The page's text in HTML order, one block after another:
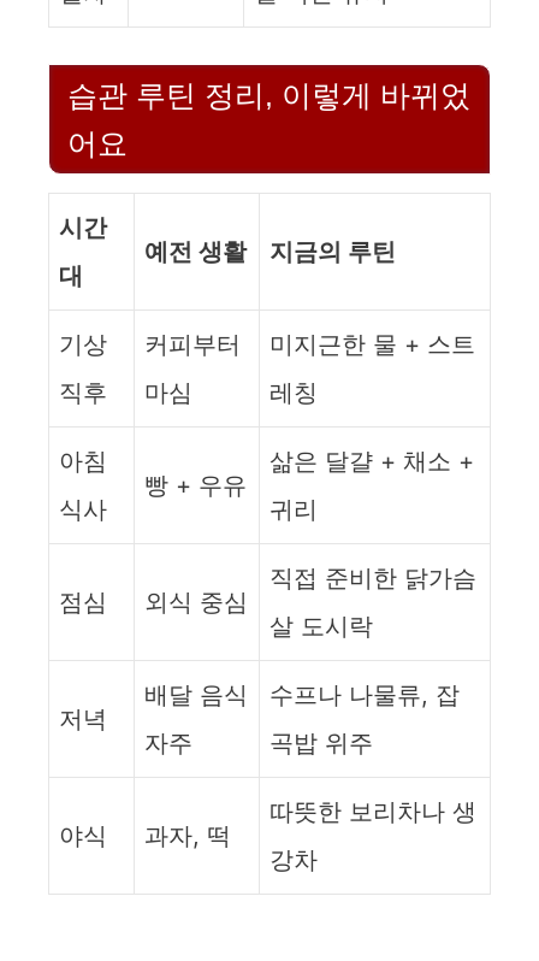
습관 루틴 정리, 이렇게 바뀌었
어요
시간
대
예전 생활 지금의 루틴
기상
직후
커피부터
마심
미지근한 물 + 스트
레칭
아침
식사
빵 + 우유
삶은 달걀 + 채소 +
귀리
점심 외식 중심
직접 준비한 닭가슴
살 도시락
저녁
배달 음식
자주
수프나 나물류, 잡
곡밥 위주
야식 과자, 떡
따뜻한 보리차나 생
강차